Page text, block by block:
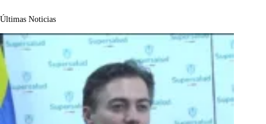
Últimas Noticias